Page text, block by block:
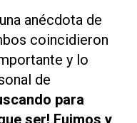
anécdota de
coincidieron
y lo
de
para
ser! Fuimos y